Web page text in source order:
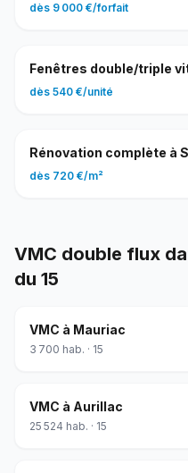
dès 9 000 €/forfait
Fenêtres double/triple
dès 540 €/unité
Rénovation complète à
dès 720 €/m²
VMC double flux
du 15
VMC à Mauriac
3 700 hab. · 15
VMC à Aurillac
25 524 hab. · 15